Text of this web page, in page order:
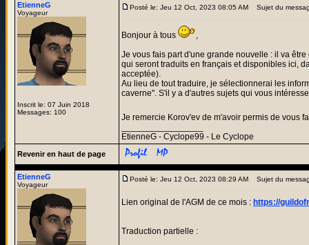
EtienneG
Voyageur
Inscrit le: 07 Juin 2018
Messages: 100
Posté le: Jeu 12 Oct, 2023 08:05 AM Sujet du
Bonjour à tous
,
Je vous fais part d'une grande nouvelle : il va
qui seront traduits en français et disponibles ici,
acceptée).
Au lieu de tout traduire, je sélectionnerai les
caverne". S'il y a d'autres sujets qui vous
Je remercie Korov'ev de m'avoir permis de vous
EtienneG - Cyclope99 - Le Cyclope
Revenir en haut de page
EtienneG
Voyageur
Posté le: Jeu 12 Oct, 2023 08:29 AM Sujet du
Lien original de l'AGM de ce mois : https://
Traduction partielle :